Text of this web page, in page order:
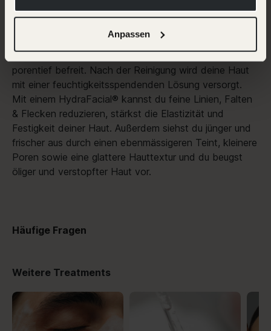
Impressum
Anpassen
Reinigung, Peeling, Entfernung von Unreinheiten
HydraFacial® ist ein System, dass die Haut sanft aber
effektiv von abgestorbener Haut, Talg und Schmutz
porentief befreit. Nach der Reinigung wird deine Haut
mit einer feuchtigkeitsspendenden Lösung versorgt.
Mit einem HydraFacial® kannst du feine Linien, Falten
& Flecken reduzieren, stärkst die Elastizität und
Festigkeit deiner Haut. Außerdem siehst du jünger und
frischer aus durch einen ebenmässigeren Teint, kleinere
Poren sowie eine glattere Hauttextur und du beugst
öliger und verstopfter Haut vor.
Häufige Fragen
Weitere Treatments